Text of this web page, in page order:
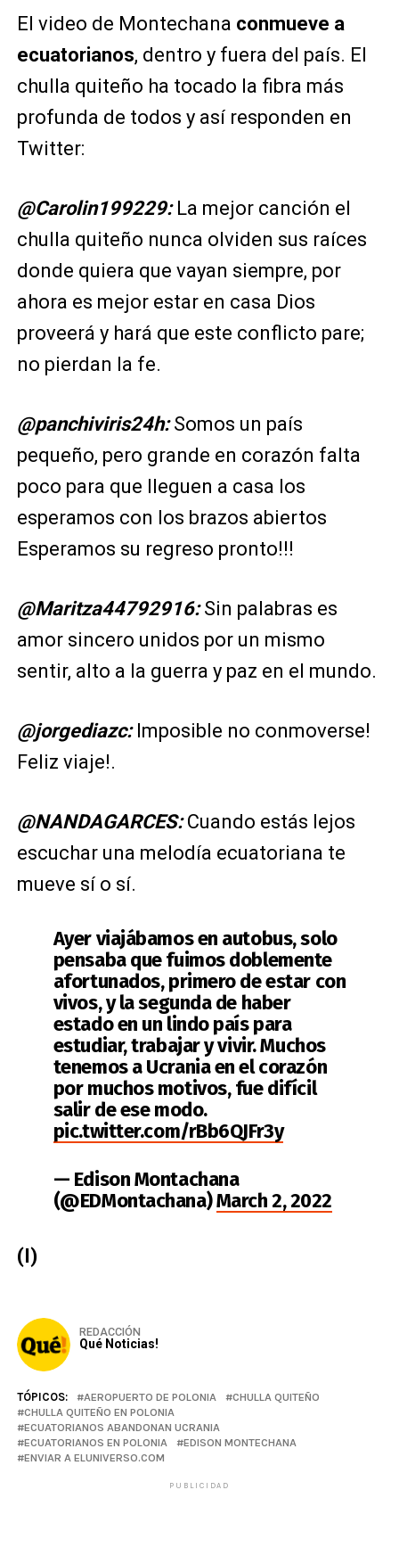
El video de Montechana conmueve a
ecuatorianos, dentro y fuera del país. El
chulla quiteño ha tocado la fibra más
profunda de todos y así responden en
Twitter:
@Carolin199229: La mejor canción el
chulla quiteño nunca olviden sus raíces
donde quiera que vayan siempre, por
ahora es mejor estar en casa Dios
proveerá y hará que este conflicto pare;
no pierdan la fe.
@panchiviris24h:Somos un país
pequeño, pero grande en corazón falta
poco para que lleguen a casa los
esperamos con los brazos abiertos
Esperamos su regreso pronto!!!
@Maritza44792916:Sin palabras es
amor sincero unidos por un mismo
sentir, alto a la guerra y paz en el mundo.
@jorgediazc:Imposible no conmoverse!
Feliz viaje!.
@NANDAGARCES:Cuando estás lejos
escuchar una melodía ecuatoriana te
mueve sí o sí.
Ayer viajábamos en autobus, solo
pensaba que fuimos doblemente
afortunados, primero de estar con
vivos, y la segunda de haber
estado en un lindo país para
estudiar, trabajar y vivir. Muchos
tenemos a Ucrania en el corazón
por muchos motivos, fue difícil
salir de ese modo.
pic.twitter.com/rBb6QJFr3y
— Edison Montachana
(@EDMontachana)March 2, 2022
(I)
REDACCIÓN
Qué Noticias!
TÓPICOS: AEROPUERTO DE POLONIA
CHULLA QUITEÑO
CHULLA QUITEÑO EN POLONIA
ECUATORIANOS ABANDONAN UCRANIA
ECUATORIANOS EN POLONIA
EDISON MONTECHANA
ENVIAR A ELUNIVERSO.COM
PUBLICIDAD